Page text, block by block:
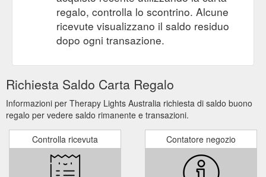
regalo, controlla lo scontrino. Alcune
ricevute visualizzano il saldo residuo
dopo ogni transazione.
Richiesta Saldo Carta Regalo
Informazioni per Therapy Lights Australia richiesta di saldo buono
regalo per vedere saldo rimanente e transazioni.
Controlla ricevuta Contatore negozio